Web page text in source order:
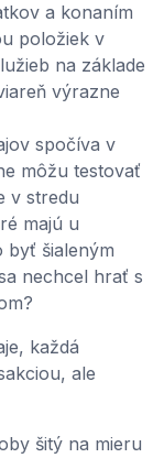
a konaním
položiek v
na základe
výrazne
spočíva v
môžu testovať
v stredu
majú u
byť šialeným
nechcel hrať s
každá
ale
šitý na mieru